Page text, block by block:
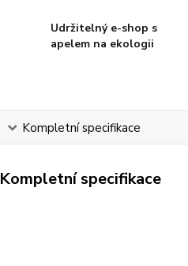
Udržitelný e-shop s
apelem na ekologii
Kompletní specifikace
Kompletní specifikace